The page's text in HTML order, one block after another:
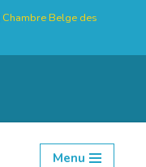
Chambre Belge des
Menu